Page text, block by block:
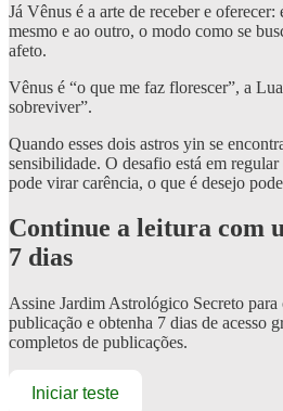
Já Vênus é a arte de receber e
mesmo e ao outro, o modo como se
afeto.
Vênus é “o que me faz florescer”, a
sobreviver”.
Quando esses dois astros yin se
sensibilidade. O desafio está em
pode virar carência, o que é desejo
Continue a leitura com
7 dias
Assine Jardim Astrológico Secreto para
publicação e obtenha 7 dias de acesso
completos de publicações.
Iniciar teste